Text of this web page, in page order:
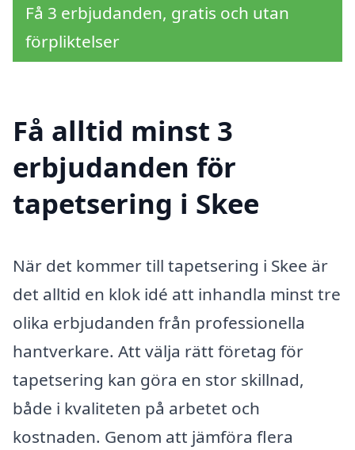
Få 3 erbjudanden, gratis och utan
förpliktelser
Få alltid minst 3
erbjudanden för
tapetsering i Skee
När det kommer till tapetsering i Skee är
det alltid en klok idé att inhandla minst tre
olika erbjudanden från professionella
hantverkare. Att välja rätt företag för
tapetsering kan göra en stor skillnad,
både i kvaliteten på arbetet och
kostnaden. Genom att jämföra flera